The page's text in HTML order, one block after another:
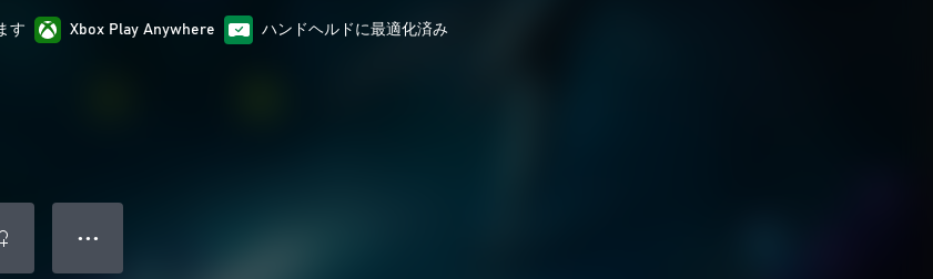
す Xbox Play Anywhere ハンドヘルドに最適化済み
● ● ●